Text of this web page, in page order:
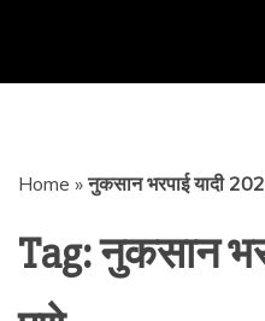
Home »नुकसान भरपाई यादी
Tag:नुकसान